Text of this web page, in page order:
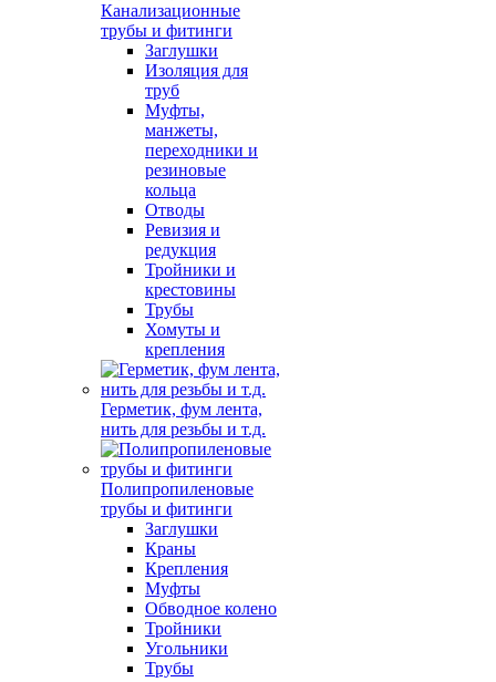
Канализационные
трубы и фитинги
Заглушки
Изоляция для
труб
Муфты,
манжеты,
переходники и
резиновые
кольца
Отводы
Ревизия и
редукция
Тройники и
крестовины
Трубы
Хомуты и
крепления
Герметик, фум лента,
нить для резьбы и т.д.
Полипропиленовые
трубы и фитинги
Заглушки
Краны
Крепления
Муфты
Обводное колено
Тройники
Угольники
Трубы